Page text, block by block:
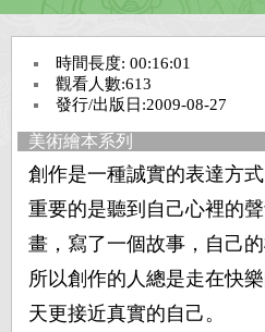
臺灣
臺灣
臺灣
藝文
時間長度: 00:16:01
觀看人數:613
發行/出版日:2009-08-27
美術繪本系列
創作是一種誠實的表達方
重要的是聽到自己心裡的
畫，寫了一個故事，自己
所以創作的人總是走在快
天更接近真實的自己。